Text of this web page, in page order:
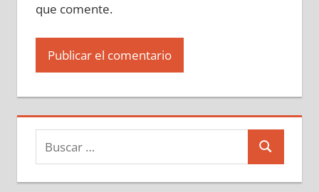
que comente.
Buscar